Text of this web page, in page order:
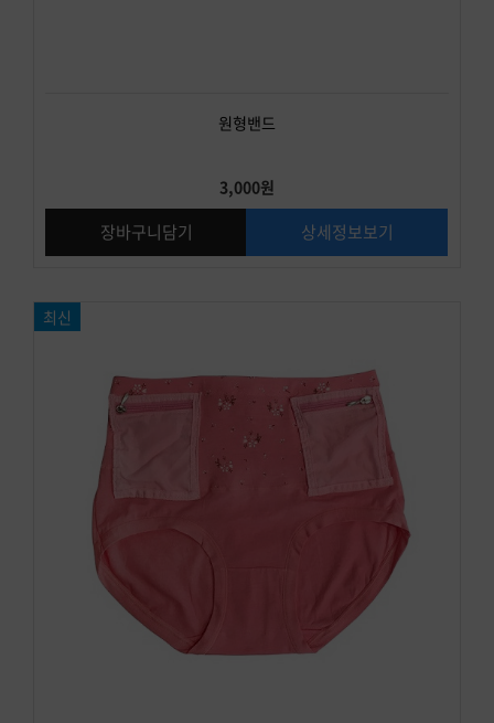
원형밴드
3,000원
장바구니담기 상세정보보기
최신